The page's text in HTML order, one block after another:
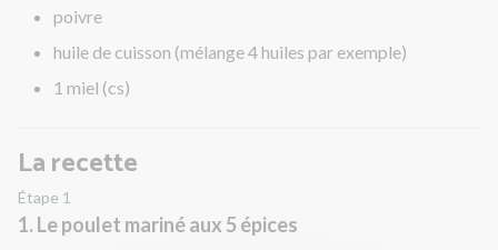
poivre
huile de cuisson (mélange 4 huiles par exemple)
1 miel (cs)
La recette
Étape 1
1. Le poulet mariné aux 5 épices